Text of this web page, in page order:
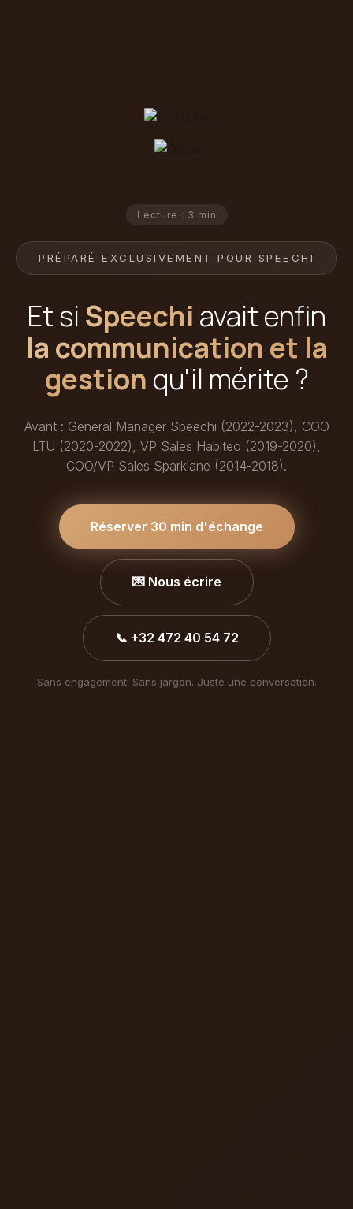
Lecture : 3 min
PRÉPARÉ EXCLUSIVEMENT POUR SPEECHI
Et si Speechi avait enfin
la communication et la
gestion qu'il mérite ?
Avant : General Manager Speechi (2022-2023), COO
LTU (2020-2022), VP Sales Habiteo (2019-2020),
COO/VP Sales Sparklane (2014-2018).
Réserver 30 min d'échange
💌 Nous écrire
📞 +32 472 40 54 72
Sans engagement. Sans jargon. Juste une conversation.